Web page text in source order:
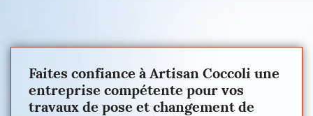
Faites confiance à Artisan Coccoli une
entreprise compétente pour vos
travaux de pose et changement de